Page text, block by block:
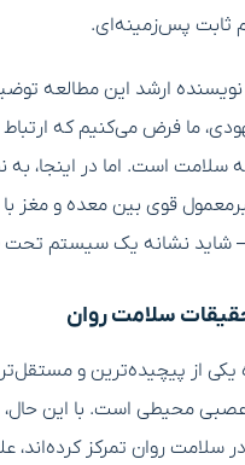
ثابت پس‌زمینه‌ای.
نویسنده ارشد این مطالعه
ما فرض می‌کنیم که ارتباط
سلامت است. اما در اینجا، به
قوی بین معده و مغز با
شاید نشانه یک سیستم تحت
سلامت روان
از پیچیده‌ترین و
محیطی است. با این حال،
روان تمرکز کرده‌اند،